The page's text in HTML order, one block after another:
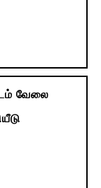
வேலை